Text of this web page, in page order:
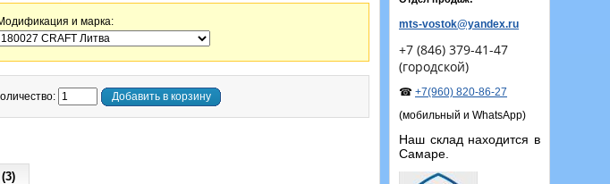
mts-vostok@yandex.ru
+7 (846) 379-41-47
(городской)
☎ +7(960) 820-86-27
(мобильный и WhatsApp)
Наш склад находится в
Самаре.
и марка:
Добавить в корзину